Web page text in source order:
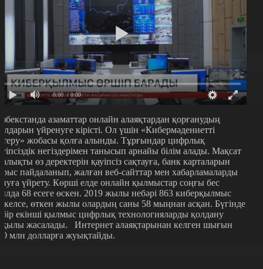
0:00 / 0:00
азаматтар онлайн алаяқтардан қорғанудың
үйренуге кірісті. Ол үшін «Кибермәдениетті
жобасы қолға алынды. Тұрғындар цифрлық
негіздерімен танысып арнайы білім алады. Мақсат
өз деректерін қауіпсіз сақтауға, банк карталарын
пайдаланып, жалған веб-сайттар мен хабарламаларды
үйрету. Көрші елде онлайн қылмыстар соңғы бес
68 есеге өскен. 2019 жылы небәрі 863 киберқылмыс
өткен жылы олардың саны 58 мыңнан асқан. Бүгінде
екінші қылмыс цифрлық технологияларды қолдану
жасалады. Интернет алаяқтарынан келген шығын
млн долларға жуықтайды.